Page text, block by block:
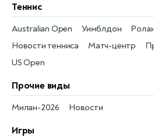
Теннис
Новости тенниса
Australian Open
Матч-центр
Уимблдон
US Open
Прочие виды
Новости
Милан-2026
Игры